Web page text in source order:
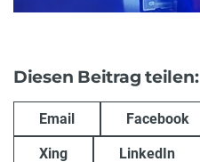
Diesen Beitrag teilen:
Email Facebook
Xing LinkedIn